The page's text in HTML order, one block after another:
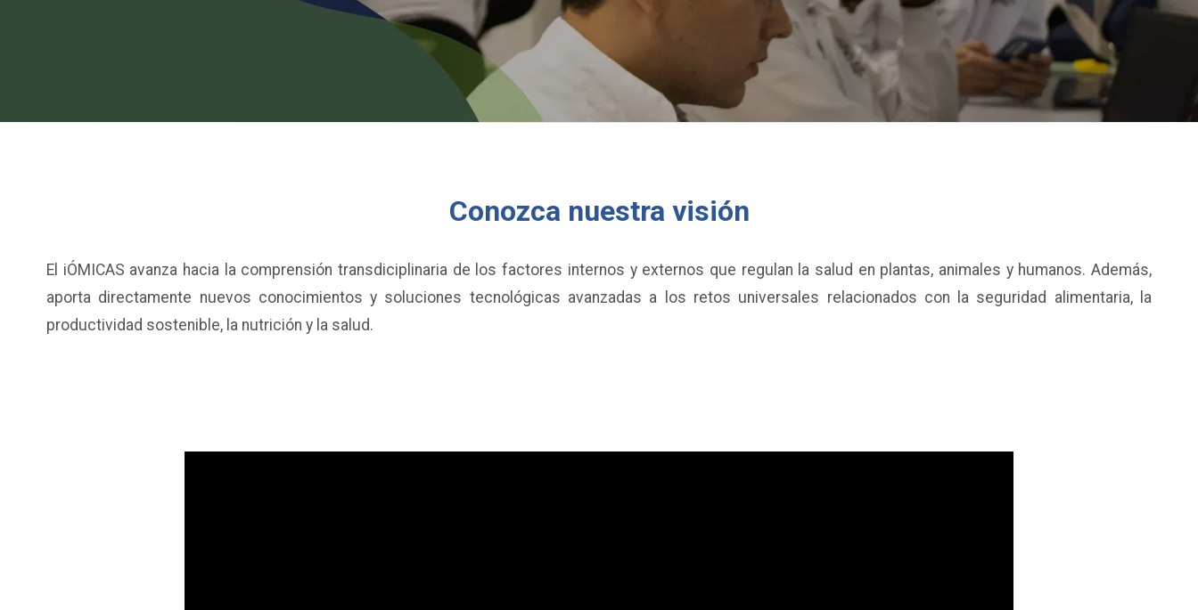
Conozca nuestra visión
El iÓMICAS avanza hacia la comprensión transdiciplinaria de los factores internos y externos que regulan la salud en plantas, animales y humanos. Además,
aporta directamente nuevos conocimientos y soluciones tecnológicas avanzadas a los retos universales relacionados con la seguridad alimentaria, la
productividad sostenible, la nutrición y la salud.